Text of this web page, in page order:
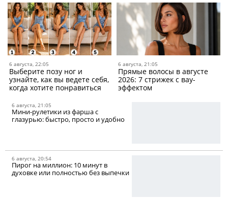
6 августа, 22:05
Выберите позу ног и
узнайте, как вы ведете себя,
когда хотите понравиться
6 августа, 21:05
Прямые волосы в августе
2026: 7 стрижек с вау-
эффектом
6 августа, 21:05
Мини-рулетики из фарша c
глазурью: быстро, просто и удобно
6 августа, 20:54
Пирог на миллион: 10 минут в
духовке или полностью без выпечки